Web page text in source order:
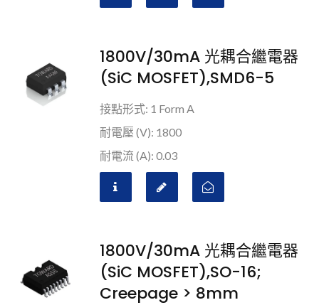
1800V/30mA 光耦合繼電器
(SiC MOSFET),SMD6-5
接點形式: 1 Form A
耐電壓 (V): 1800
耐電流 (A): 0.03
1800V/30mA 光耦合繼電器
(SiC MOSFET),SO-16;
Creepage > 8mm